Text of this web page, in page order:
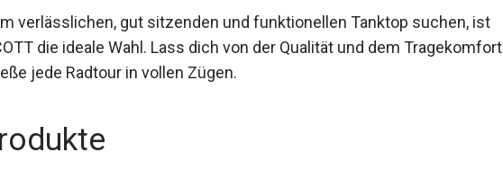
verlässlichen, gut sitzenden und funktionellen Tanktop suchen, ist
die ideale Wahl. Lass dich von der Qualität und dem Tragekomfort
jede Radtour in vollen Zügen.